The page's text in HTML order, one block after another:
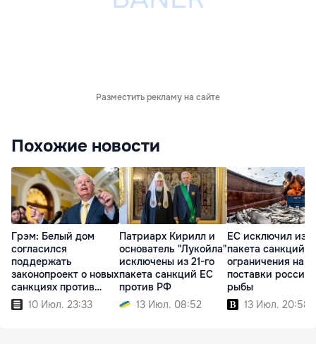
Разместить рекламу на сайте
Похожие новости
Грэм: Белый дом
согласился
поддержать
законопроект о новых
санкциях против
России10 Июл. 23:33
Патриарх Кирилл и
основатель "Лукойла"
исключены из 21-го
пакета санкций ЕС
против РФ
13 Июл. 08:52
ЕС исключил из
пакета санкций
ограничения на
поставки
рыбы
13 Июл. 20:58